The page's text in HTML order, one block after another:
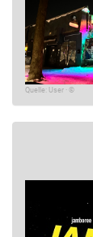
Quelle: User · ©